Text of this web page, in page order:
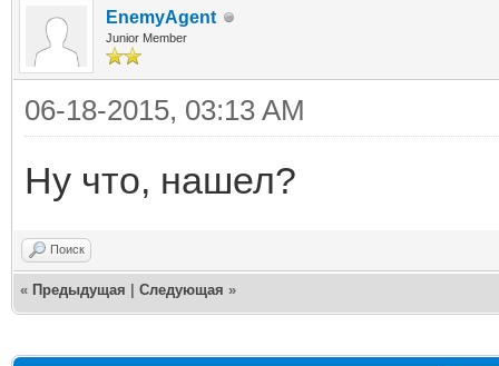
EnemyAgent
Junior Member
06-18-2015, 03:13 AM
Ну что, нашел?
Поиск
« Предыдущая Следующая »